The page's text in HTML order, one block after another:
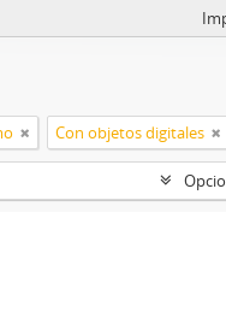
Con objetos digitales